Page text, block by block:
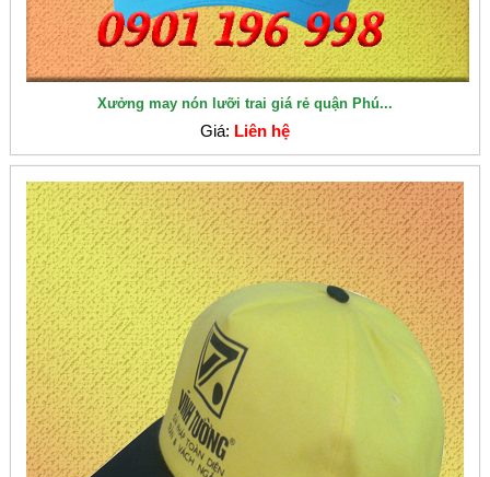
Xưởng may nón lưỡi trai giá rẻ quận Phú...
Giá: Liên hệ